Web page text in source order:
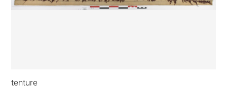
tenture